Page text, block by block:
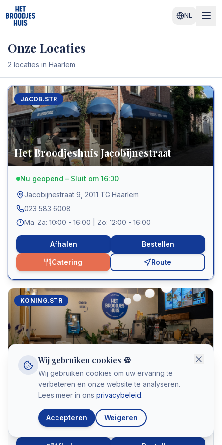
NL
Onze Locaties
2 locaties in Haarlem
JACOB.STR
Het Broodjeshuis Jacobijnestraat
Nu geopend – Sluit om 16:00
Jacobijnestraat 9 2011 TG Haarlem
023 583 6008
Ma-Za: 10:00 - 16:00 | Zo: 12:00 - 16:00
Afhalen Bestellen
Catering Route
KONING.STR
Het Broodjeshuis Koningstraat
Nu geopend – Sluit om 16:00
Koningstraat 17,2011 TB Haarlem
023 583 6008
Ma-Za: 10:00 - 16:00 | Zo: 12:00 - 16:00
Wij gebruiken cookies 🍪
Wij gebruiken cookies om uw ervaring te
verbeteren en onze website te analyseren.
Lees meer in ons privacybeleid.
Accepteren Weigeren